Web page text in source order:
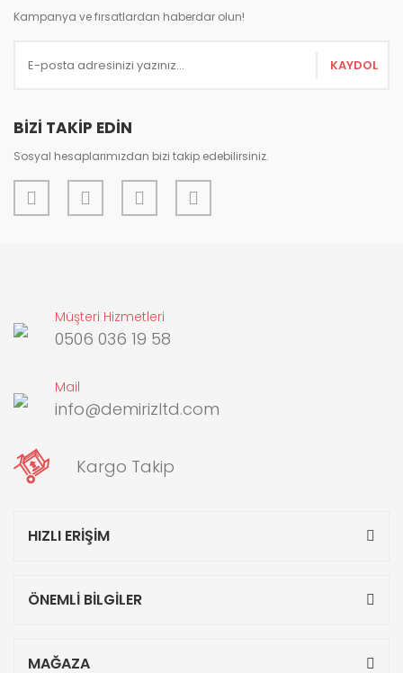
Ürün açıklamasında eksik bilgiler bulunuyor.
Ürün fiyatı diğer sitelerden daha pahalı.
Gönder
Kampanya ve fırsatlardan haberdar olun!
KAYDOL
BİZİ TAKİP EDİN
Sosyal hesaplarımızdan bizi takip edebilirsiniz.
Müşteri Hizmetleri
0506 036 19 58
Mail
info@demirizltd.com
Kargo Takip
HIZLI ERİŞİM
ÖNEMLİ BİLGİLER
MAĞAZA